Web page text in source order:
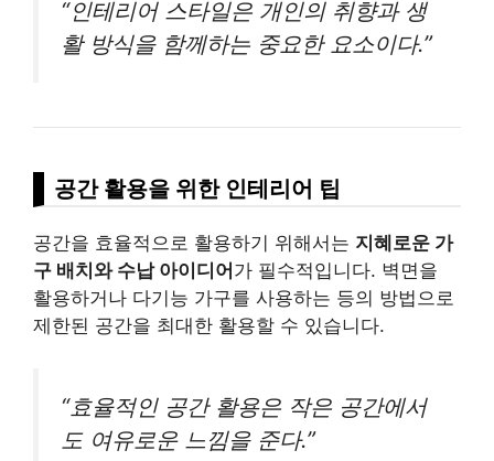
“인테리어 스타일은 개인의 취향과 생
활 방식을 함께하는 중요한 요소이다.”
공간 활용을 위한 인테리어 팁
공간을 효율적으로 활용하기 위해서는 지혜로운 가
구 배치와 수납 아이디어 가 필수적입니다. 벽면을
활용하거나 다기능 가구를 사용하는 등의 방법으로
제한된 공간을 최대한 활용할 수 있습니다.
“효율적인 공간 활용은 작은 공간에서
도 여유로운 느낌을 준다.”